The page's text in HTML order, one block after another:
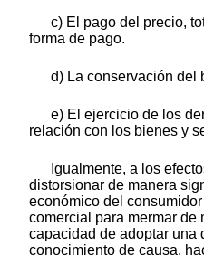
c) El pago del precio,
forma de pago.
d) La conservación del
e) El ejercicio de los
relación con los bienes y
Igualmente, a los
distorsionar de manera
económico del
comercial para mermar de
capacidad de adoptar una
conocimiento de causa,